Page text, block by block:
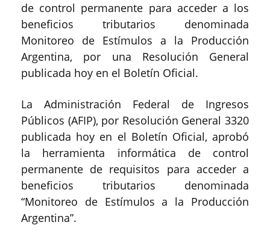
de control permanente para acceder a los
beneficios tributarios denominada
Monitoreo de Estímulos a la Producción
Argentina, por una Resolución General
publicada hoy en el Boletín Oficial.
La Administración Federal de Ingresos
Públicos (AFIP), por Resolución General 3320
publicada hoy en el Boletín Oficial, aprobó
la herramienta informática de control
permanente de requisitos para acceder a
beneficios tributarios denominada
“Monitoreo de Estímulos a la Producción
Argentina”.